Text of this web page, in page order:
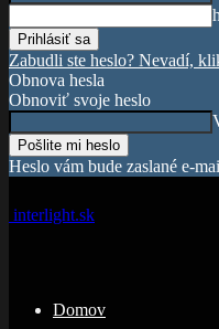
Zabudli ste heslo? Nevadí,
Obnova hesla
Obnoviť svoje heslo
Heslo vám bude zaslané e-
interlight.sk
Domov